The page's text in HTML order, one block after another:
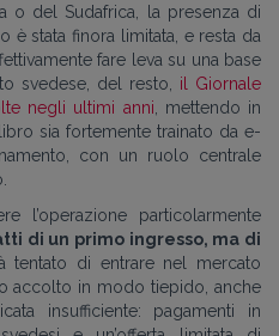
o del Sudafrica, la presenza di
stata finora limitata, e resta da
fare leva su una base
svedese, del resto, il Giornale
negli ultimi anni , mettendo in
sia fortemente trainato da e-
con un ruolo centrale
l’operazione particolarmente
di un primo ingresso, ma di
tentato di entrare nel mercato
accolto in modo tiepido, anche
insufficiente: pagamenti in